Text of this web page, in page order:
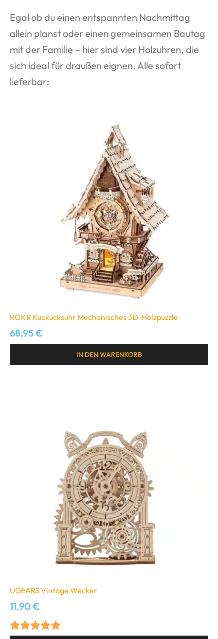
Egal ob du einen entspannten Nachmittag
allein planst oder einen gemeinsamen Bautag
mit der Familie – hier sind vier Holzuhren, die
sich ideal für draußen eignen. Alle sofort
lieferbar:
ROKR Kuckucksuhr Mechanisches 3D-Holzpuzzle
68,95€
IN DEN WARENKORB
UGEARS Vintage Wecker
11,90€